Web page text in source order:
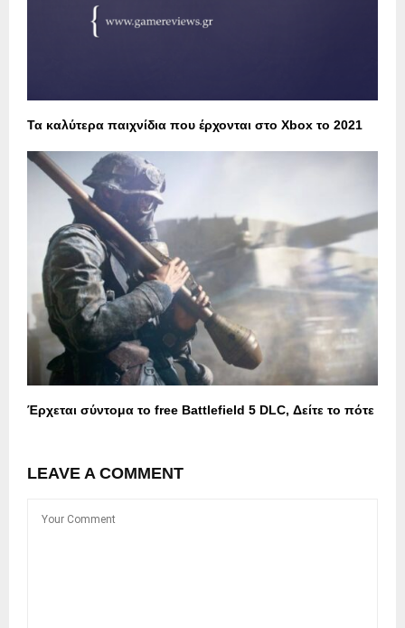
Τα καλύτερα παιχνίδια που έρχονται στο Xbox το 2021
Έρχεται σύντομα το free Battlefield 5 DLC, Δείτε το πότε
LEAVE A COMMENT